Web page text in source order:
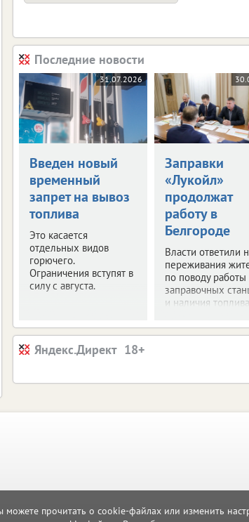
можете прочитать о cookie-файлах или изменить
Последние новости
31.07.2026
Введен новый
временный
запрет на вывоз
топлива
Это касается
отдельных видов
горючего.
Ограничения вступят в
силу с августа.
Заправки
«Лукойл»
продолжат
работу в
Белгороде
Власти ответили
переживания
по поводу работы
заправочных
и наличия топлива.
Яндекс.Директ